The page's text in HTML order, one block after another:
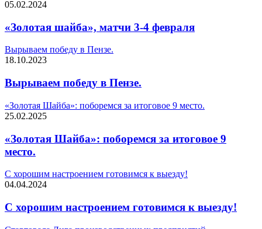
05.02.2024
«Золотая шайба», матчи 3-4 февраля
Вырываем победу в Пензе.
18.10.2023
Вырываем победу в Пензе.
«Золотая Шайба»: поборемся за итоговое 9 место.
25.02.2025
«Золотая Шайба»: поборемся за итоговое 9
место.
С хорошим настроением готовимся к выезду!
04.04.2024
С хорошим настроением готовимся к выезду!